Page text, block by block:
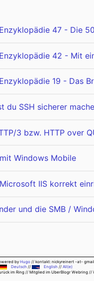
Windows Mobile
IIS korrekt
byHugo // kontakt: nickyreinert -at-
Deutsch // English // All(e)
im Ring // Mitglied im UberBlogr Webring //